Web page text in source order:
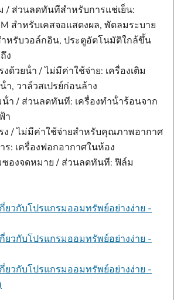
/ ส่วนลดทันทีสําหรับการแช่เย็น:
สําหรับเคสจอแสดงผล, พัดลมระบาย
หรับวอล์กอิน, ประตูอัตโนมัติใกล้ขึ้น
ง
ด้วยน้ํา / ไม่มีค่าใช้จ่าย: เครื่องเติม
า, วาล์วสเปรย์ก่อนล้าง
น้ํา / ส่วนลดทันที: เครื่องทําน้ําร้อนจาก
า
ง / ไม่มีค่าใช้จ่ายสําหรับคุณภาพอากาศ
ร: เครื่องฟอกอากาศในห้อง
ซองจดหมาย / ส่วนลดทันที: ฟิล์ม
กี่ยวกับโปรแกรมออมทรัพย์อย่างง่าย -
กี่ยวกับโปรแกรมออมทรัพย์อย่างง่าย -
กี่ยวกับโปรแกรมออมทรัพย์อย่างง่าย -